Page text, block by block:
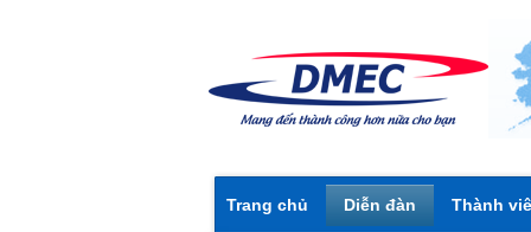
Trang chủ Diễn đàn Thành